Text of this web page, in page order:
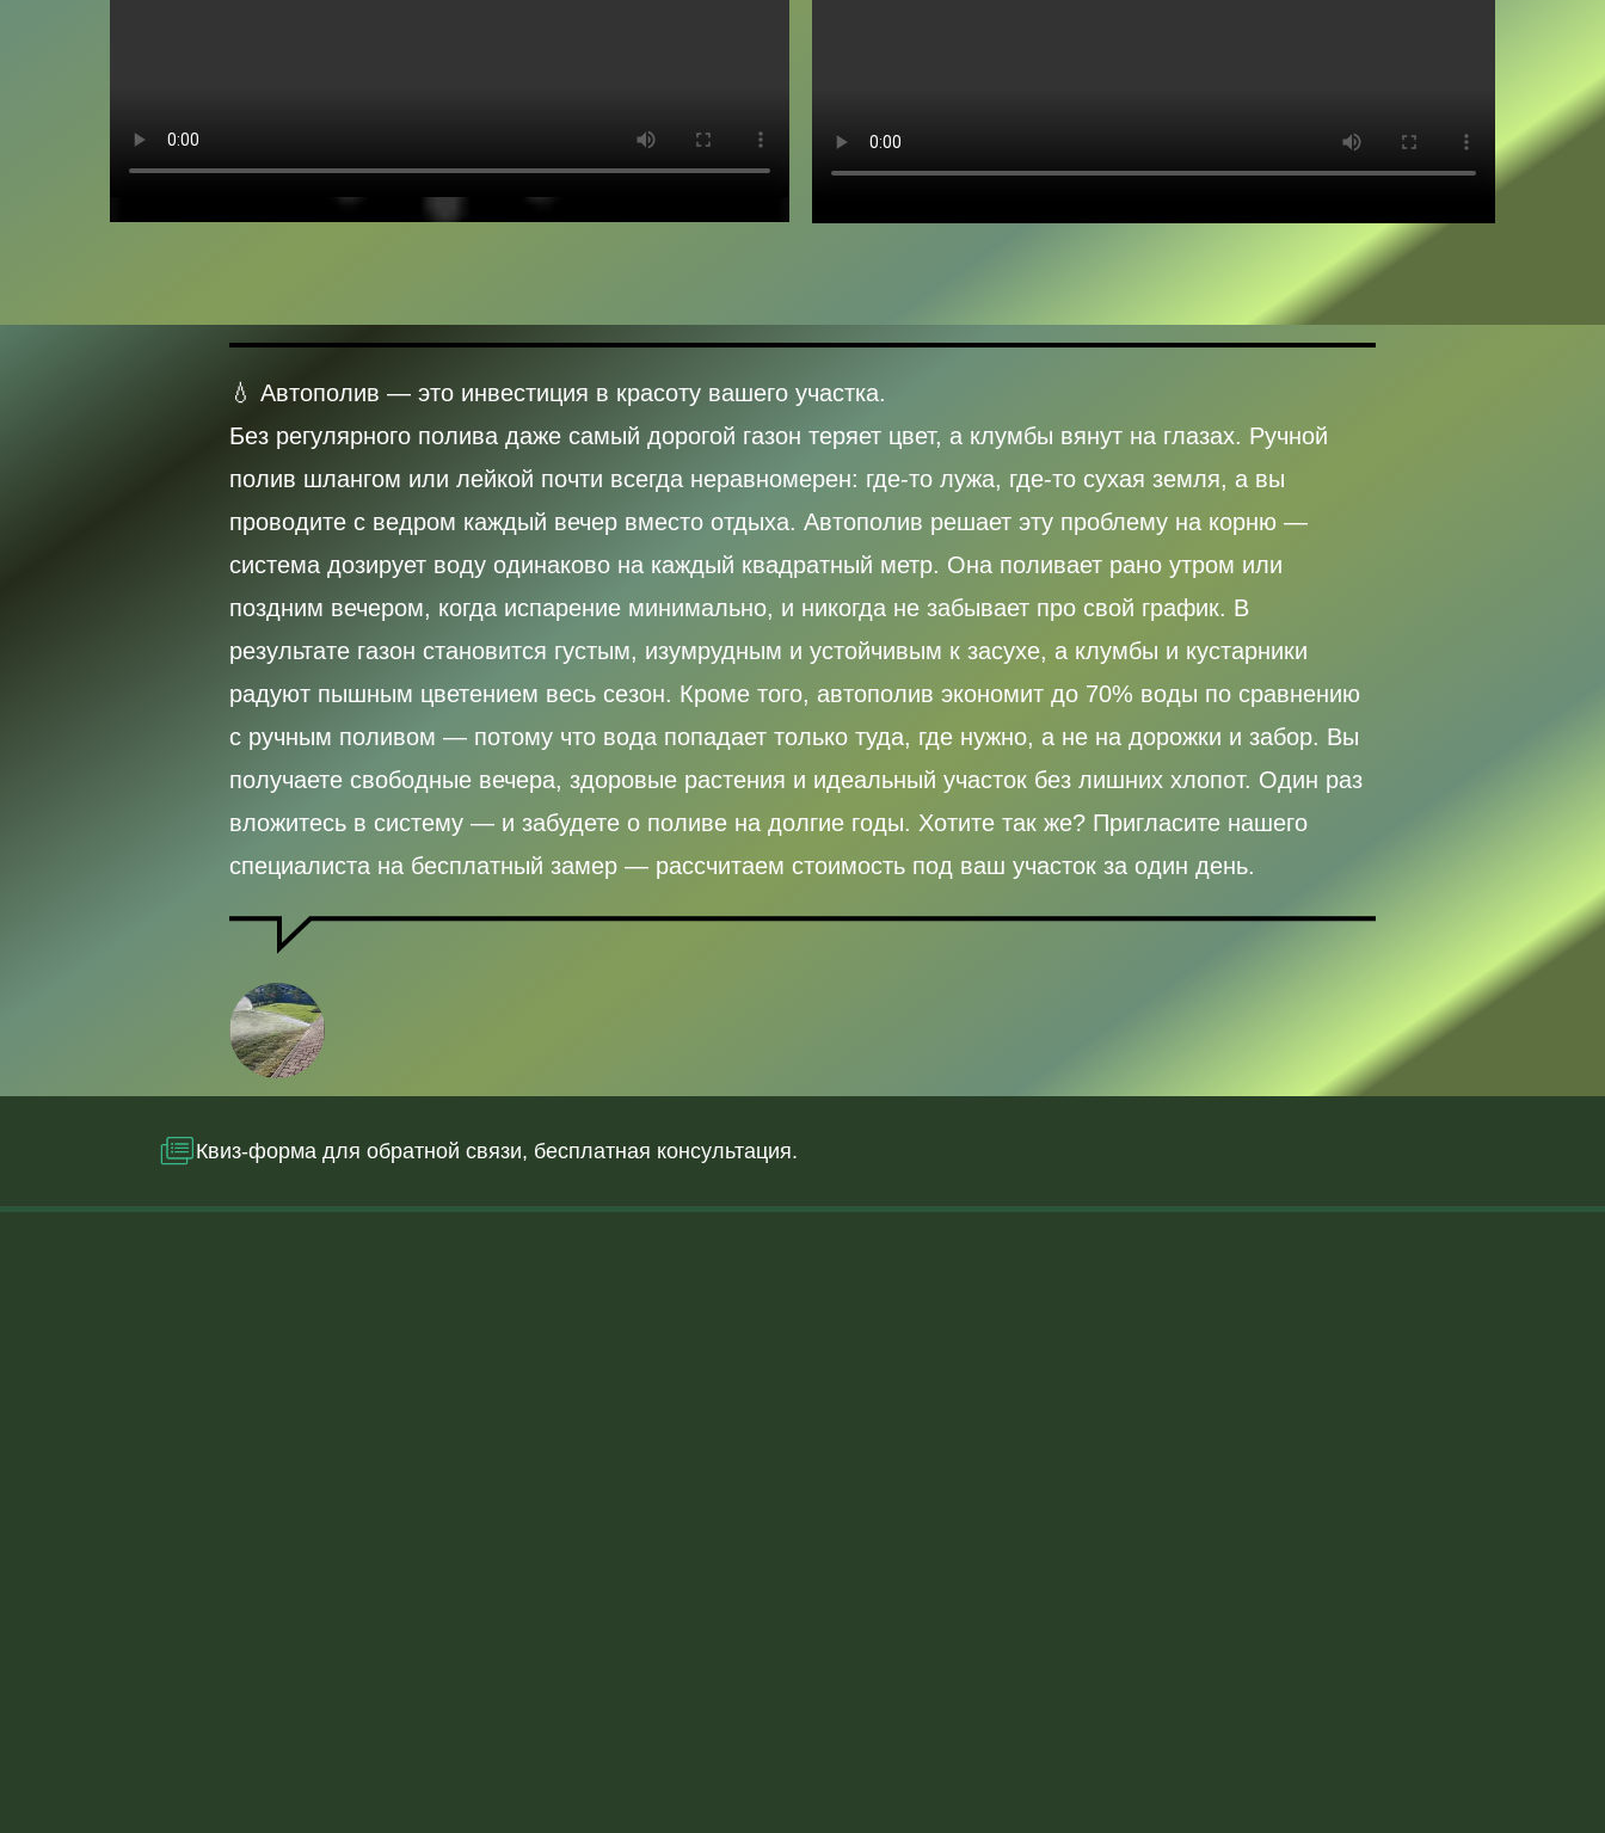
💧 Автополив — это инвестиция в красоту вашего участка.
Без регулярного полива даже самый дорогой газон теряет цвет, а клумбы вянут на глазах. Ручной
полив шлангом или лейкой почти всегда неравномерен: где-то лужа, где-то сухая земля, а вы
проводите с ведром каждый вечер вместо отдыха. Автополив решает эту проблему на корню —
система дозирует воду одинаково на каждый квадратный метр. Она поливает рано утром или
поздним вечером, когда испарение минимально, и никогда не забывает про свой график. В
результате газон становится густым, изумрудным и устойчивым к засухе, а клумбы и кустарники
радуют пышным цветением весь сезон. Кроме того, автополив экономит до 70% воды по сравнению
с ручным поливом — потому что вода попадает только туда, где нужно, а не на дорожки и забор. Вы
получаете свободные вечера, здоровые растения и идеальный участок без лишних хлопот. Один раз
вложитесь в систему — и забудете о поливе на долгие годы. Хотите так же? Пригласите нашего
специалиста на бесплатный замер — рассчитаем стоимость под ваш участок за один день.
Квиз-форма для обратной связи, бесплатная консультация.